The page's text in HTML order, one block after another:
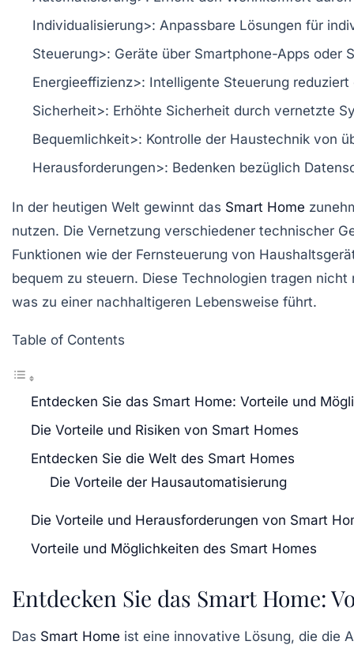
Individualisierung>: Anpassbare Lösungen für
Steuerung>: Geräte über Smartphone-Apps oder
Energieeffizienz>: Intelligente Steuerung
Sicherheit>: Erhöhte Sicherheit durch vernetzte
Bequemlichkeit>: Kontrolle der Haustechnik von
Herausforderungen>: Bedenken bezüglich
In der heutigen Welt gewinnt das Smart Home
nutzen. Die Vernetzung verschiedener technischer
Funktionen wie der Fernsteuerung von
bequem zu steuern. Diese Technologien tragen
was zu einer nachhaltigeren Lebensweise führt.
Table of Contents
Entdecken Sie das Smart Home: Vorteile und
Die Vorteile und Risiken von Smart Homes
Entdecken Sie die Welt des Smart Homes
Die Vorteile der Hausautomatisierung
Die Vorteile und Herausforderungen von Smart
Vorteile und Möglichkeiten des Smart Homes
Entdecken Sie das Smart Home:
Das Smart Home ist eine innovative Lösung, die die